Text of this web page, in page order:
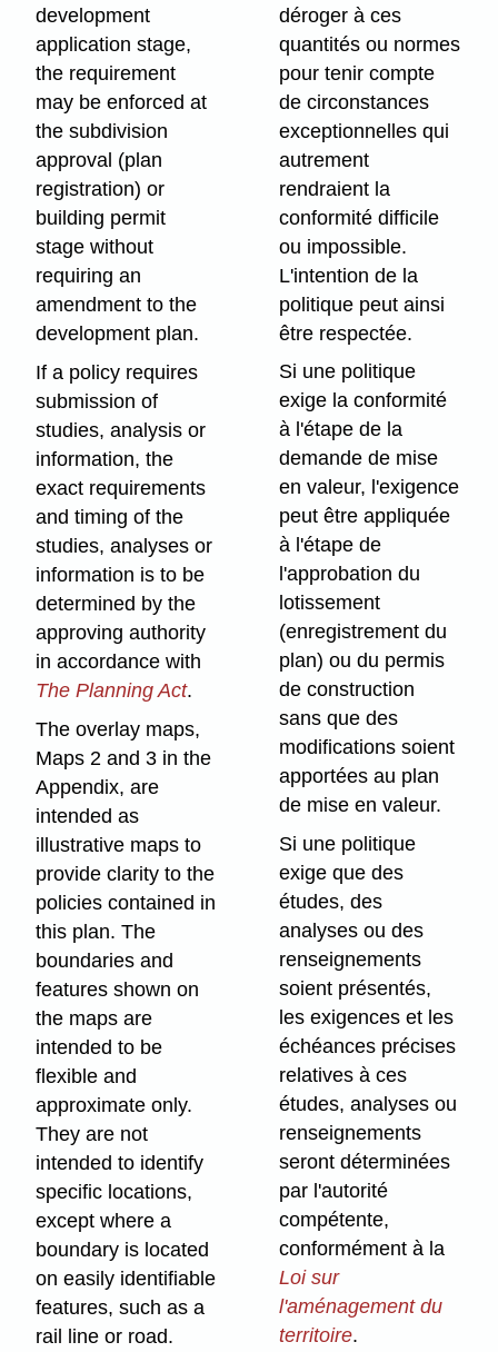
development
application stage,
the requirement
may be enforced at
the subdivision
approval (plan
registration) or
building permit
stage without
requiring an
amendment to the
development plan.
If a policy requires
submission of
studies, analysis or
information, the
exact requirements
and timing of the
studies, analyses or
information is to be
determined by the
approving authority
in accordance with
The Planning Act.
The overlay maps,
Maps 2 and 3 in the
Appendix, are
intended as
illustrative maps to
provide clarity to the
policies contained in
this plan. The
boundaries and
features shown on
the maps are
intended to be
flexible and
approximate only.
They are not
intended to identify
specific locations,
except where a
boundary is located
on easily identifiable
features, such as a
rail line or road.
déroger à ces
quantités ou normes
pour tenir compte
de circonstances
exceptionnelles qui
autrement
rendraient la
conformité difficile
ou impossible.
L'intention de la
politique peut ainsi
être respectée.
Si une politique
exige la conformité
à l'étape de la
demande de mise
en valeur, l'exigence
peut être appliquée
à l'étape de
l'approbation du
lotissement
(enregistrement du
plan) ou du permis
de construction
sans que des
modifications soient
apportées au plan
de mise en valeur.
Si une politique
exige que des
études, des
analyses ou des
renseignements
soient présentés,
les exigences et les
échéances précises
relatives à ces
études, analyses ou
renseignements
seront déterminées
par l'autorité
compétente,
conformément à la
Loi sur
l'aménagement du
territoire.